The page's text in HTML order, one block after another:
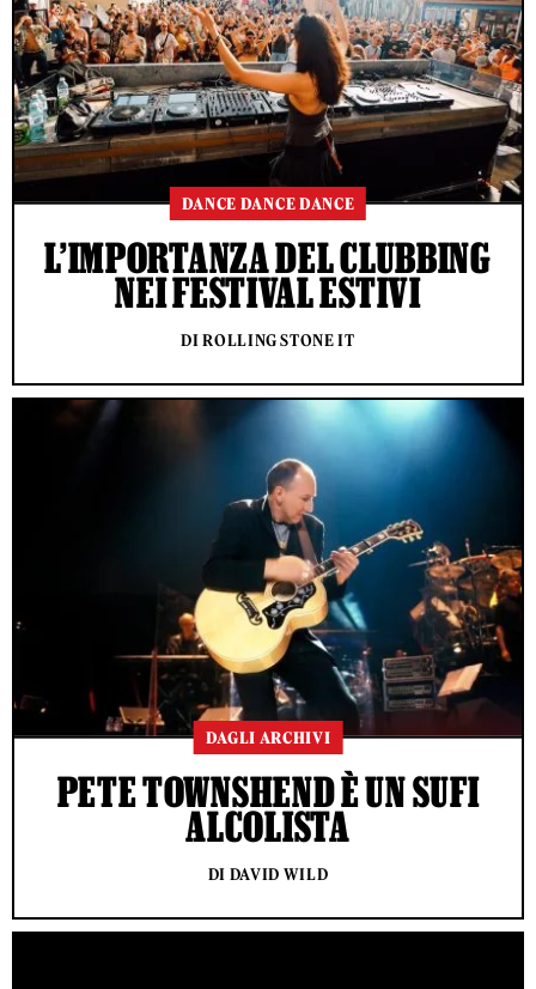
DANCE DANCE DANCE
L’IMPORTANZA DEL CLUBBING
NEI FESTIVAL ESTIVI
DI ROLLING STONE IT
DAGLI ARCHIVI
PETE TOWNSHEND È UN SUFI
ALCOLISTA
DI DAVID WILD